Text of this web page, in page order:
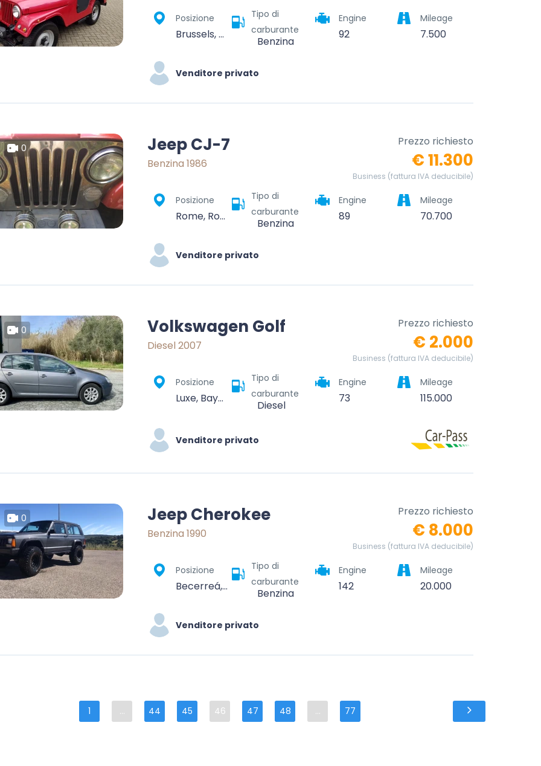
Posizione
Brussels, Brussels-Capital, Belgium
Tipo di
carburante
Benzina
Engine
92
Mileage
7.500
Venditore privato
0 Jeep CJ-7
Benzina 1986
Prezzo richiesto
€ 11.300
Business (fattura IVA deducibile)
Posizione
Rome, Roma Capitale, Lazio, Italy
Tipo di
carburante
Benzina
Engine
89
Mileage
70.700
Venditore privato
0 Volkswagen Golf
Diesel 2007
Prezzo richiesto
€ 2.000
Business (fattura IVA deducibile)
Posizione
Luxe, Bayonne, Pyrénées-Atlantiques, Nouvelle-Aquitaine, France métropolitaine, 64120, France
Tipo di
carburante
Diesel
Engine
73
Mileage
115.000
Venditore privato
0 Jeep Cherokee
Benzina 1990
Prezzo richiesto
€ 8.000
Business (fattura IVA deducibile)
Posizione
Becerreá, Os Ancares, Lugo, Galicia, Spain
Tipo di
carburante
Benzina
Engine
142
Mileage
20.000
Venditore privato
1 ... 44 45 46 47 48 ... 77